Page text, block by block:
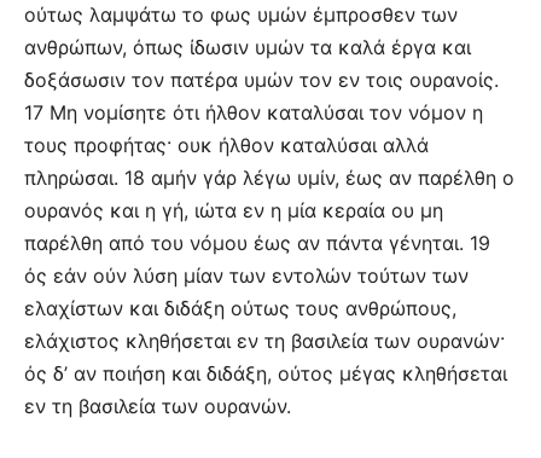
ούτως λαμψάτω το φως υμών έμπροσθεν των
ανθρώπων, όπως ίδωσιν υμών τα καλά έργα και
δοξάσωσιν τον πατέρα υμών τον εν τοις ουρανοίς.
17 Μη νομίσητε ότι ήλθον καταλύσαι τον νόμον η
τους προφήτας· ουκ ήλθον καταλύσαι αλλά
πληρώσαι. 18 αμήν γάρ λέγω υμίν, έως αν παρέλθη ο
ουρανός και η γή, ιώτα εν η μία κεραία ου μη
παρέλθη από του νόμου έως αν πάντα γένηται. 19
ός εάν ούν λύση μίαν των εντολών τούτων των
ελαχίστων και διδάξη ούτως τους ανθρώπους,
ελάχιστος κληθήσεται εν τη βασιλεία των ουρανών·
ός δ’ αν ποιήση και διδάξη, ούτος μέγας κληθήσεται
εν τη βασιλεία των ουρανών.